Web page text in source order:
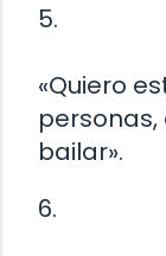
5.
«Quiero
personas,
bailar».
6.